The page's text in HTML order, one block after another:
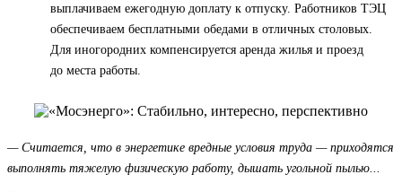
выплачиваем ежегодную доплату к отпуску. Работников ТЭЦ
обеспечиваем бесплатными обедами в отличных столовых.
Для иногородних компенсируется аренда жилья и проезд
до места работы.
— Считается, что в энергетике вредные условия труда — приходятся
выполнять тяжелую физическую работу, дышать угольной пылью...